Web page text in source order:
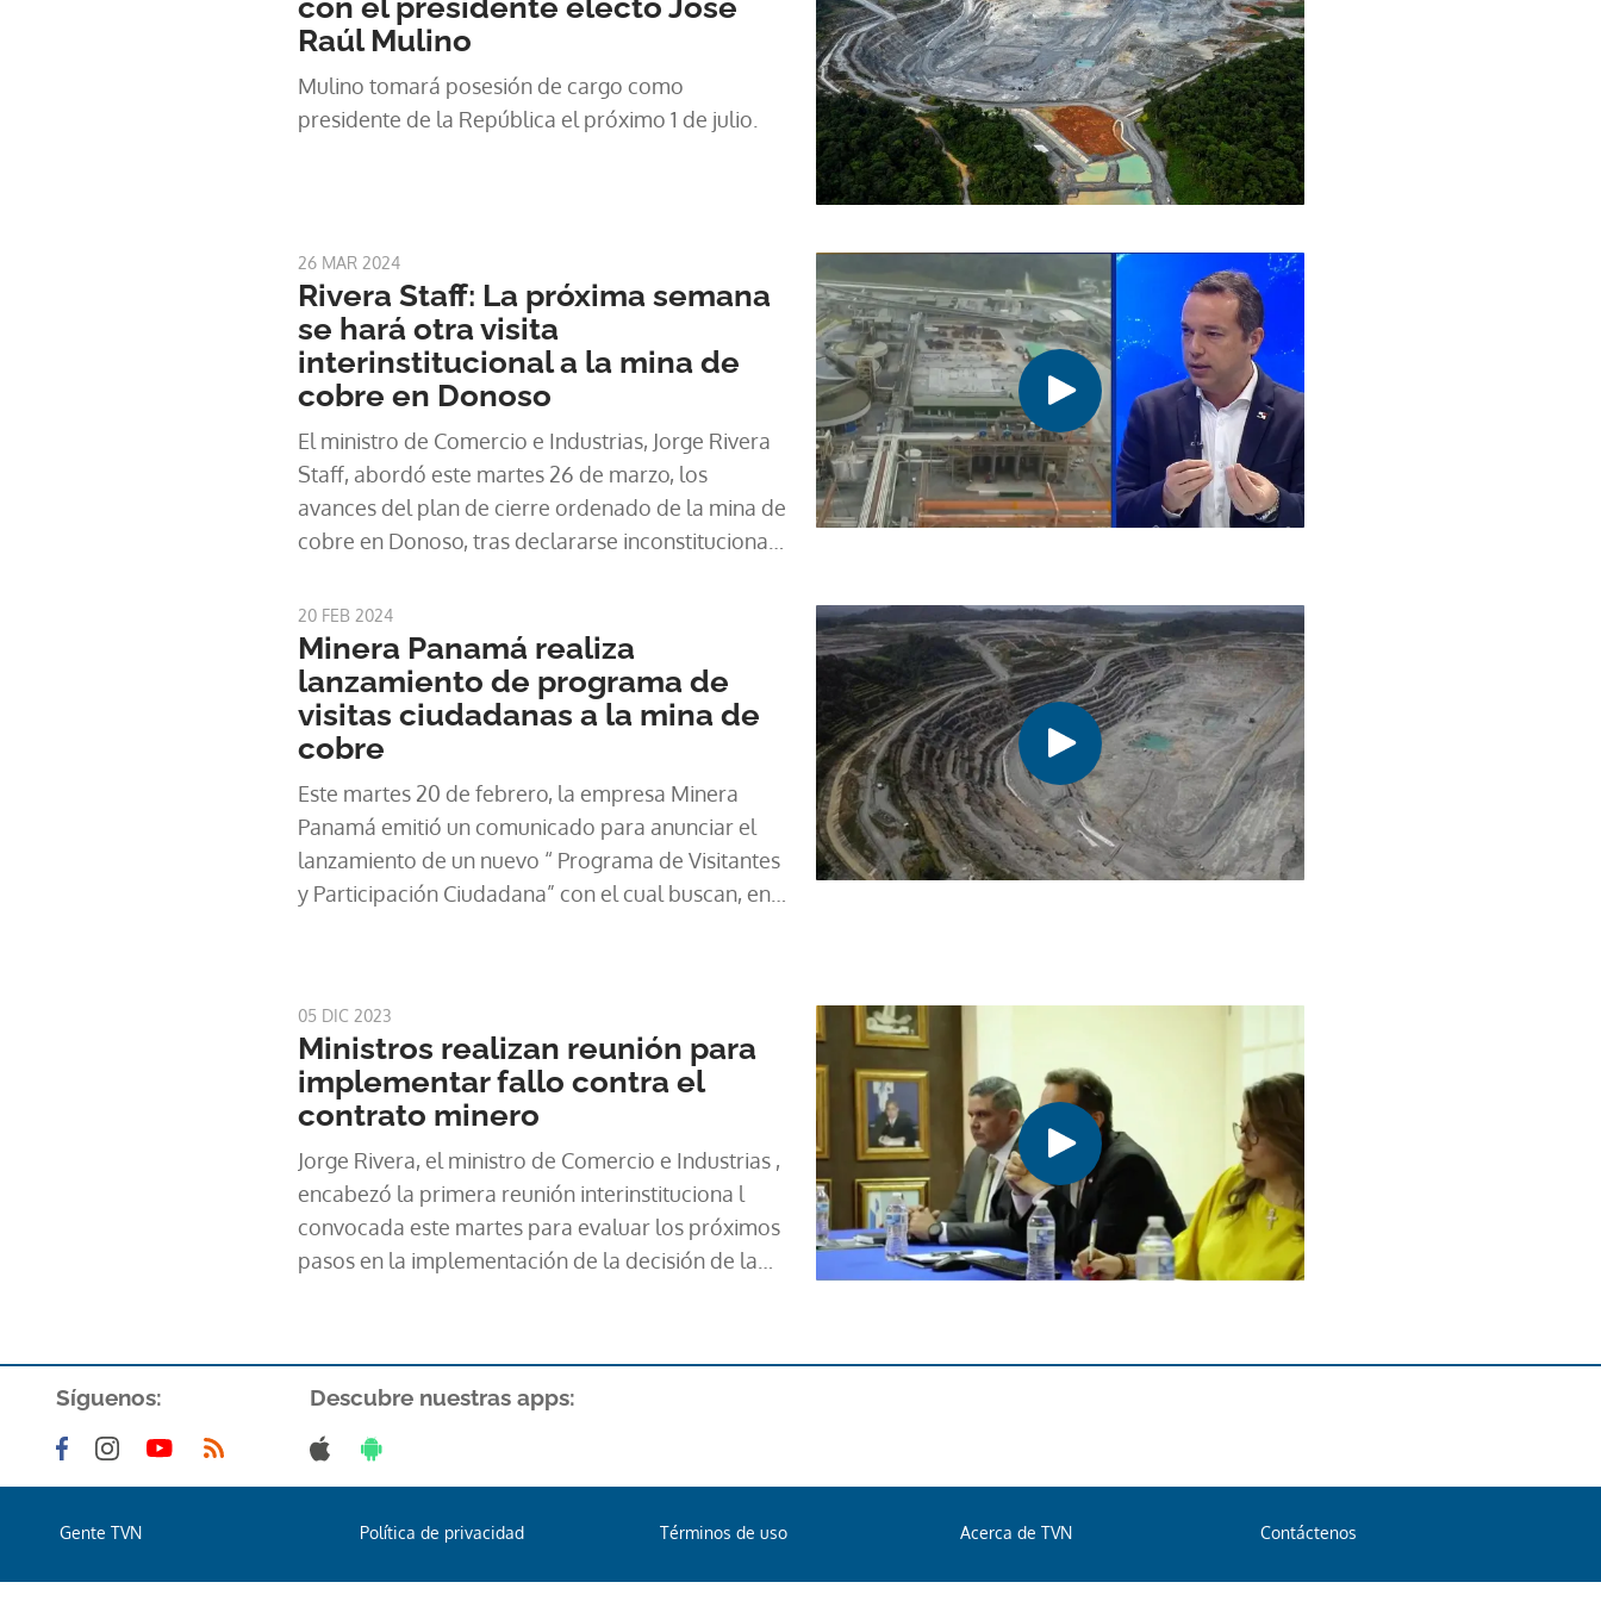
con el presidente electo José
Raúl Mulino
Mulino tomará posesión de cargo como
presidente de la República el próximo 1 de julio.
26 MAR 2024
Rivera Staff: La próxima semana
se hará otra visita
interinstitucional a la mina de
cobre en Donoso
El ministro de Comercio e Industrias, Jorge Rivera
Staff, abordó este martes 26 de marzo, los
avances del plan de cierre ordenado de la mina de
cobre en Donoso, tras declararse inconstitucional
minero entre el Estado y la empresa Minera
Panamá. Aunque los directivos de
20 FEB 2024
Minera Panamá realiza
lanzamiento de programa de
visitas ciudadanas a la mina de
cobre
Este martes 20 de febrero, la empresa Minera
Panamá emitió un comunicado para anunciar el
lanzamiento de un nuevo “ Programa de Visitantes
y Participación Ciudadana” con el cual buscan, en
programa surge de un estudio de opinión
realizado recientemente por Gallup, en el que
cerca de la mitad de los entrevistados expresaron
interés en visitar la mina si se le diera la
oportunidad, motivados por conocer las
instalaciones y, principalmente, por el deseo de
verificar la veracidad de la información que están
recibiendo a través de redes sociales y noticias
05 DIC 2023
Ministros realizan reunión para
implementar fallo contra el
contrato minero
Jorge Rivera, el ministro de Comercio e Industrias ,
encabezó la primera reunión interinstituciona l
convocada este martes para evaluar los próximos
pasos en la implementación de la decisión de la
el Estado.
Síguenos:
Descubre nuestras apps:
Gente TVN Política de privacidad Términos de uso Acerca de TVN Contáctenos